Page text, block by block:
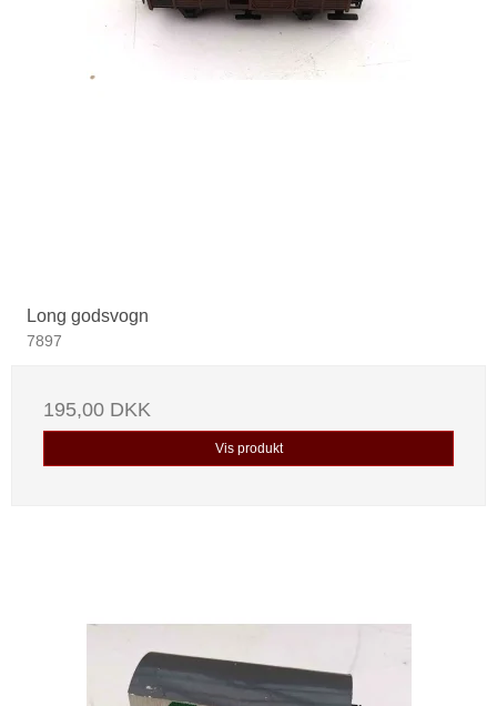
Long godsvogn
7897
195,00 DKK
Vis produkt